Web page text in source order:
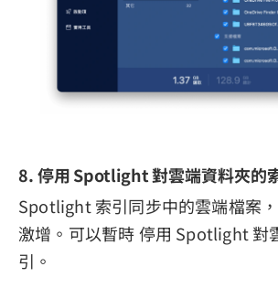
8. 停用 Spotlight 對雲端資料夾的
Spotlight 索引同步中的雲端檔案
激增。可以暫時 停用 Spotlight 對
引。